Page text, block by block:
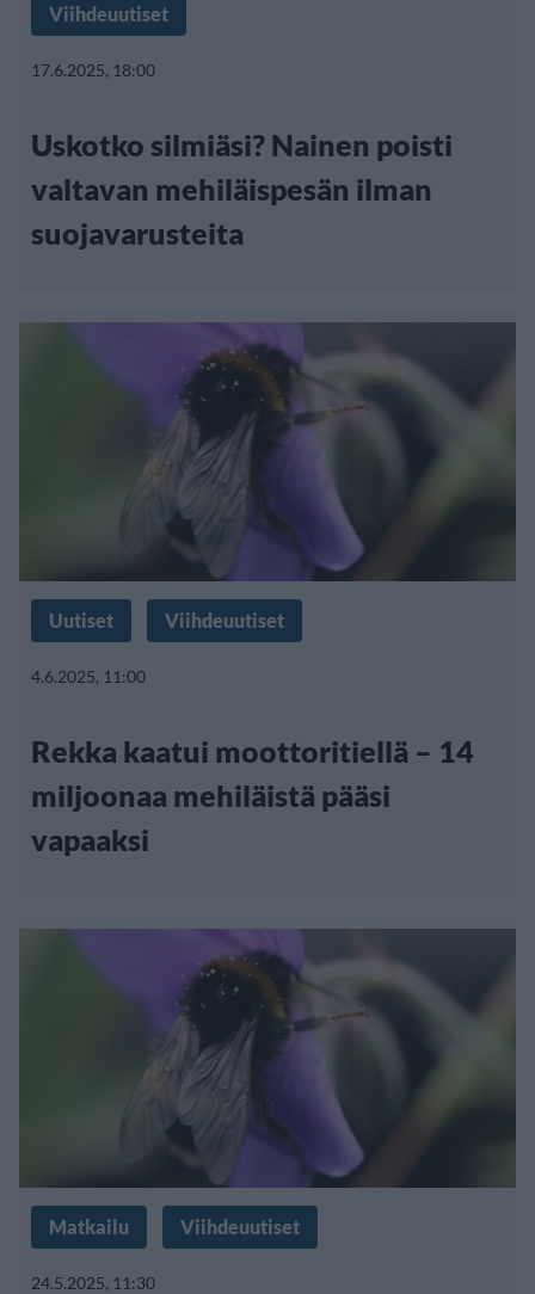
Viihdeuutiset
17.6.2025, 18:00
Uskotko silmiäsi? Nainen poisti
valtavan mehiläispesän ilman
suojavarusteita
Uutiset Viihdeuutiset
4.6.2025, 11:00
Rekka kaatui moottoritiellä – 14
miljoonaa mehiläistä pääsi
vapaaksi
Matkailu Viihdeuutiset
24.5.2025, 11:30